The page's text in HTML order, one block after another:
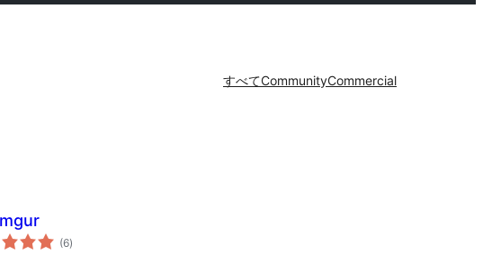
すべてCommunityCommercial
(6個
の)